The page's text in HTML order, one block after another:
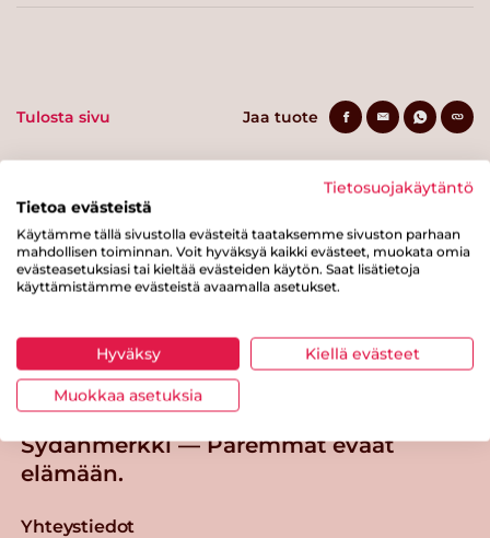
Tulosta sivu Jaa tuote
Sydänmerkki-tuotteen
Takaisin ylös
Sydänmerkki — Paremmat eväät
elämään.
Yhteystiedot
Tietosuojakäytäntö
Tietoa evästeistä
Käytämme tällä sivustolla evästeitä taataksemme sivuston parhaan
mahdollisen toiminnan. Voit hyväksyä kaikki evästeet, muokata omia
evästeasetuksiasi tai kieltää evästeiden käytön. Saat lisätietoja
käyttämistämme evästeistä avaamalla asetukset.
Hyväksy Kiellä evästeet
Muokkaa asetuksia